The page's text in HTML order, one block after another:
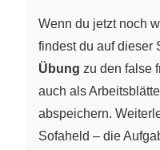
Wenn du jetzt noch
findest du auf dieser
Übung zu den false
auch als
abspeichern.
Sofaheld – die